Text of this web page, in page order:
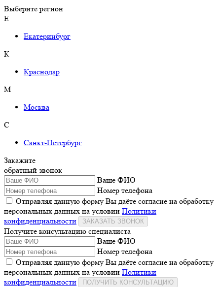
Выберите регион
Е
Екатеринбург
К
Краснодар
М
Москва
С
Санкт-Петербург
Закажите
обратный звонок
Ваше ФИО
Номер телефона
Отправляя данную форму Вы даёте согласие на обработку
персональных данных на условии Политики
конфиденциальности
ЗАКАЗАТЬ ЗВОНОК
Получите консультацию специалиста
Ваше ФИО
Номер телефона
Отправляя данную форму Вы даёте согласие на обработку
персональных данных на условии Политики
конфиденциальности
ПОЛУЧИТЬ КОНСУЛЬТАЦИЮ